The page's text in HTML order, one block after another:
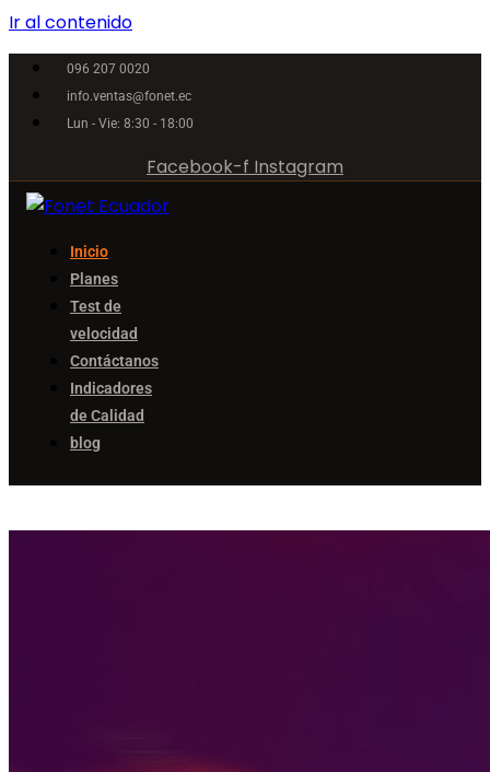
Ir al contenido
096 207 0020
info.ventas@fonet.ec
Lun - Vie: 8:30 - 18:00
Facebook-f Instagram
Inicio
Planes
Test de
velocidad
Contáctanos
Indicadores
de Calidad
blog